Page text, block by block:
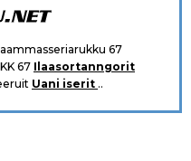
67
67 Ilaasortanngorit
Uani iserit ..